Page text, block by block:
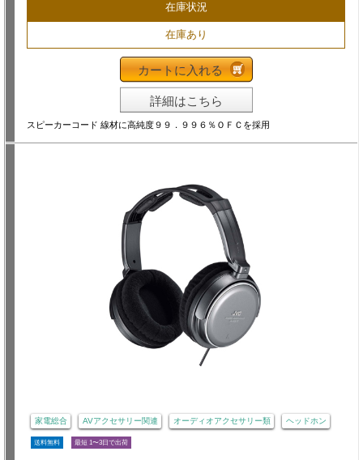
在庫状況
在庫あり
カートに入れる
詳細はこちら
スピーカーコード 線材に高純度９９．９９６％ＯＦＣを採用
家電総合 AVアクセサリー関連 オーディオアクセサリー類 ヘッドホン
送料無料 最短 1〜3日で出荷